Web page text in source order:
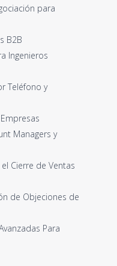
para
B2B
Ingenieros
Teléfono y
Managers y
Cierre de Ventas
de Objeciones de
Para